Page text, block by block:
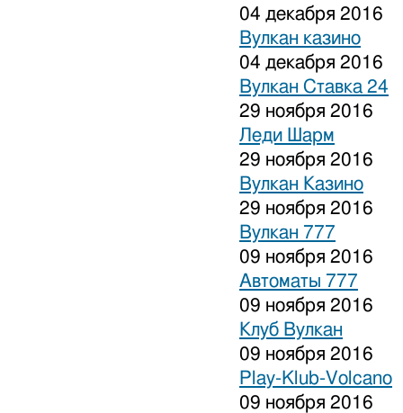
04 декабря 2016
Вулкан казино
04 декабря 2016
Вулкан Ставка 24
29 ноября 2016
Леди Шарм
29 ноября 2016
Вулкан Казино
29 ноября 2016
Вулкан 777
09 ноября 2016
Автоматы 777
09 ноября 2016
Клуб Вулкан
09 ноября 2016
Play-Klub-Volcano
09 ноября 2016